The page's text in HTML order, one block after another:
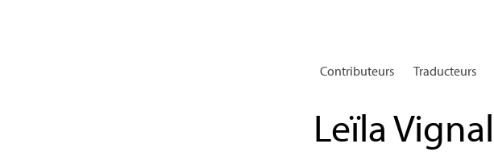
Contributeurs Traducteurs
Leïla Vignal